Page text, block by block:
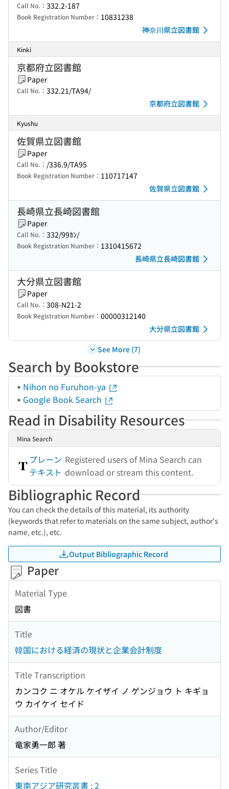
Call No.： 332.2-187
Book Registration Number： 10831238
神奈川県立図書館
Kinki
京都府立図書館
Paper
Call No.： 332.21/TA94/
京都府立図書館
Kyushu
佐賀県立図書館
Paper
Call No.： /336.9/TA95
Book Registration Number： 110717147
佐賀県立図書館
長崎県立長崎図書館
Paper
Call No.： 332/99ｶﾝ/
Book Registration Number： 1310415672
長崎県立長崎図書館
大分県立図書館
Paper
Call No.： 308-N21-2
Book Registration Number： 00000312140
大分県立図書館
See More (7)
Search by Bookstore
Nihon no Furuhon-ya
Google Book Search
Read in Disability Resources
Mina Search
プレーン
テキスト
Registered users of Mina Search can
download or stream this content.
Bibliographic Record
You can check the details of this material, its authority
(keywords that refer to materials on the same subject, author's
name, etc.), etc.
Output Bibliographic Record
Paper
Material Type
図書
Title
韓国における経済の現状と企業会計制度
Title Transcription
カンコク ニ オケル ケイザイ ノ ゲンジョウ ト キギョ
ウ カイケイ セイド
Author/Editor
竜家勇一郎 著
Series Title
東南アジア研究叢書 ; 2